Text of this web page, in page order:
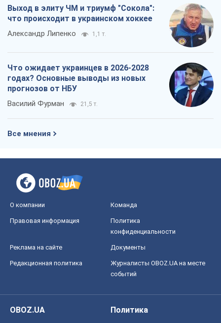
Выход в элиту ЧМ и триумф "Сокола":
что происходит в украинском хоккее
Александр Липенко 1,1 т.
Что ожидает украинцев в 2026-2028
годах? Основные выводы из новых
прогнозов от НБУ
Василий Фурман 21,5 т.
Все мнения
О компании Команда
Правовая информация
Политика
конфиденциальности
Реклама на сайте Документы
Редакционная политика
Журналисты OBOZ.UA на месте
событий
OBOZ.UA
Политика